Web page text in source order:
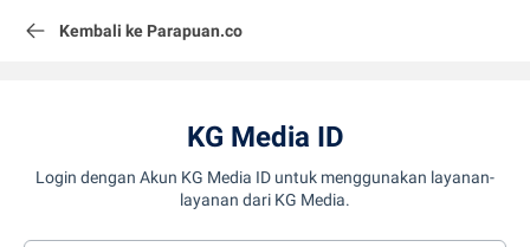
Kembali ke Parapuan.co
KG Media ID
Login dengan Akun KG Media ID untuk menggunakan layanan-
layanan dari KG Media.